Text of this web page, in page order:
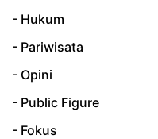
- Hukum
- Pariwisata
- Opini
- Public Figure
- Fokus